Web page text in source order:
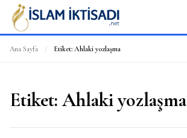
Ana Sayfa / Etiket: Ahlaki yozlaşma
Etiket:Ahlaki yozlaşma